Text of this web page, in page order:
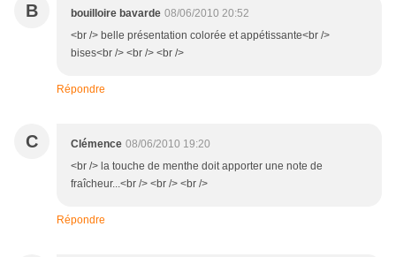
B bouilloire bavarde 08/06/2010 20:52
<br /> belle présentation colorée et appétissante<br />
bises<br /> <br /> <br />
Répondre
C Clémence 08/06/2010 19:20
<br /> la touche de menthe doit apporter une note de
fraîcheur...<br /> <br /> <br />
Répondre